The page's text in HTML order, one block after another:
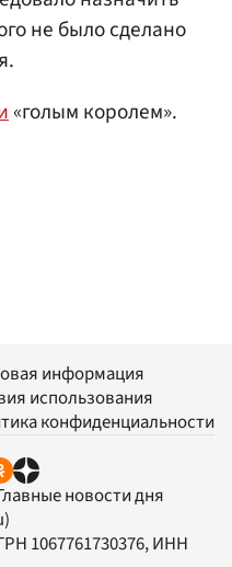
не было сделано
«голым королем».
информация
использования
конфиденциальности
новости дня
1067761730376, ИНН